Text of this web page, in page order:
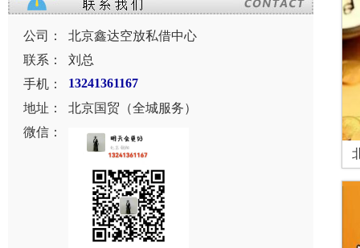
公司：
北京鑫达空放私借中心
联系：
刘总
手机：
13241361167
地址：
北京国贸（全城服务）
微信：